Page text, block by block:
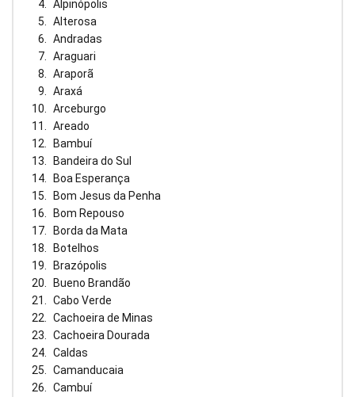
Alpinópolis
Alterosa
Andradas
Araguari
Araporã
Araxá
Arceburgo
Areado
Bambuí
Bandeira do Sul
Boa Esperança
Bom Jesus da Penha
Bom Repouso
Borda da Mata
Botelhos
Brazópolis
Bueno Brandão
Cabo Verde
Cachoeira de Minas
Cachoeira Dourada
Caldas
Camanducaia
Cambuí